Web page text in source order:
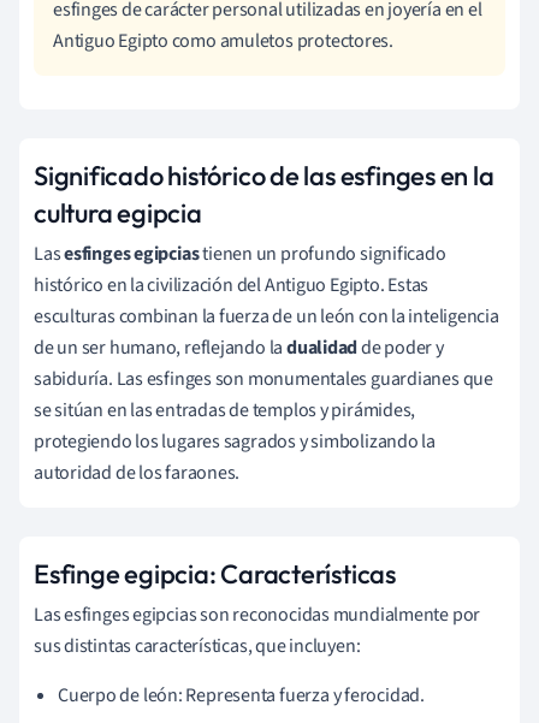
esfinges de carácter personal utilizadas en joyería en el
Antiguo Egipto como amuletos protectores.
Significado histórico de las esfinges en la
cultura egipcia
Lasesfinges egipciastienen un profundo significado
histórico en la civilización del Antiguo Egipto. Estas
esculturas combinan la fuerza de un león con la inteligencia
de un ser humano, reflejando ladualidadde poder y
sabiduría. Las esfinges son monumentales guardianes que
se sitúan en las entradas de templos y pirámides,
protegiendo los lugares sagrados y simbolizando la
autoridad de los faraones.
Esfinge egipcia: Características
Las esfinges egipcias son reconocidas mundialmente por
sus distintas características, que incluyen:
Cuerpo de león: Representa fuerza y ferocidad.